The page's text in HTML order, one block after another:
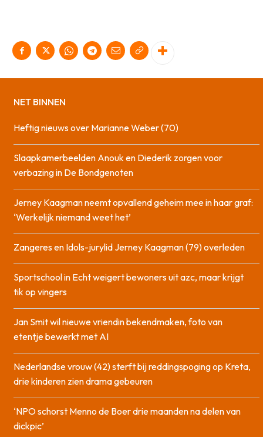
NET BINNEN
Heftig nieuws over Marianne Weber (70)
Slaapkamerbeelden Anouk en Diederik zorgen voor
verbazing in De Bondgenoten
Jerney Kaagman neemt opvallend geheim mee in haar graf:
‘Werkelijk niemand weet het’
Zangeres en Idols-jurylid Jerney Kaagman (79) overleden
Sportschool in Echt weigert bewoners uit azc, maar krijgt
tik op vingers
Jan Smit wil nieuwe vriendin bekendmaken, foto van
etentje bewerkt met AI
Nederlandse vrouw (42) sterft bij reddingspoging op Kreta,
drie kinderen zien drama gebeuren
‘NPO schorst Menno de Boer drie maanden na delen van
dickpic’